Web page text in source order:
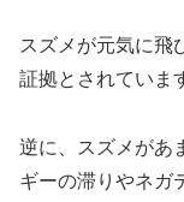
スズメが元気に飛
証拠とされていま
逆に、スズメがあ
ギーの滞りやネガ